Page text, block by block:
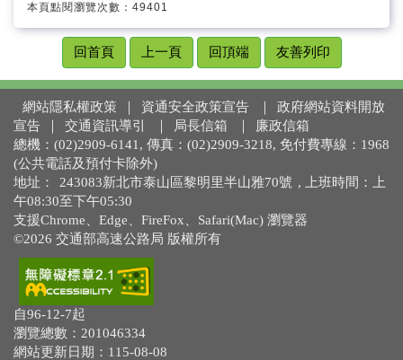
本頁點閱瀏覽次數：49401
回首頁 上一頁 回頂端 友善列印
網站隱私權政策 資通安全政策宣告
政府網站資料開放
宣告
交通資訊導引 局長信箱
廉政信箱
總機：(02)2909-6141, 傳真：(02)2909-3218, 免付費專線：1968
(公共電話及預付卡除外)
地址：
243083新北市泰山區黎明里半山雅70號 , 上班時間：上
午08:30至下午05:30
支援Chrome、Edge、FireFox、Safari(Mac) 瀏覽器
©2026 交通部高速公路局 版權所有
自96-12-7起
瀏覽總數：201046334
網站更新日期：115-08-08